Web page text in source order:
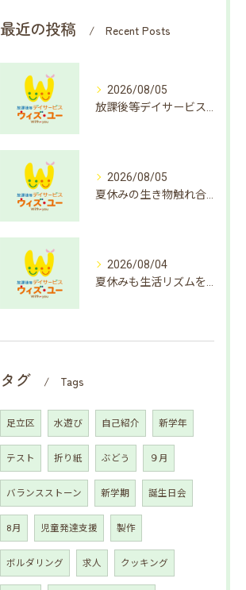
最近の投稿 Recent Posts
2026/08/05
2026/08/05
2026/08/04
タグ Tags
足立区 水遊び 自己紹介 新学年
テスト 折り紙 ぶどう ９月
バランスストーン 新学期 誕生日会
8月 児童発達支援 製作
ボルダリング 求人 クッキング